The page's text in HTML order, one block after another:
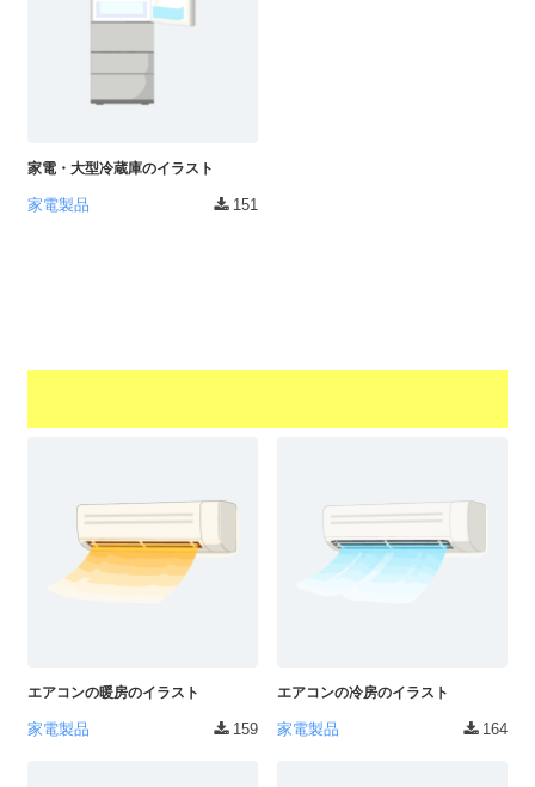
家電・大型冷蔵庫のイラスト
家電製品 151
エアコンの暖房のイラスト
家電製品 159
エアコンの冷房のイラスト
家電製品 164